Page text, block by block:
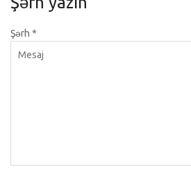
Şərh *